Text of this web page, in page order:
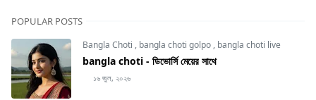
POPULAR POSTS
Bangla Choti , bangla choti golpo , bangla choti live
bangla choti - ডিভোর্সি মেয়ের সাথে
১৬ জুল, ২০২৬